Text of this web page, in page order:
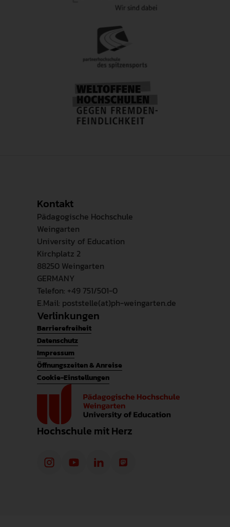
Kontakt
Pädagogische Hochschule
Weingarten
University of Education
Kirchplatz 2
88250 Weingarten
GERMANY
Telefon: +49 751/501-0
E.Mail: poststelle(at)ph-weingarten.de
Verlinkungen
Barrierefreiheit
Datenschutz
Impressum
Öffnungszeiten & Anreise
Cookie-Einstellungen
Hochschule mit Herz